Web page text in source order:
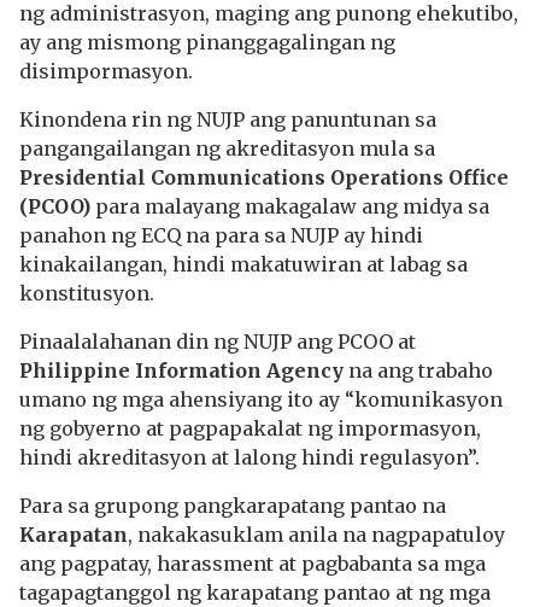
ng administrasyon, maging ang punong ehekutibo,
ay ang mismong pinanggagalingan ng
disimpormasyon.
Kinondena rin ng NUJP ang panuntunan sa
pangangailangan ng akreditasyon mula sa
Presidential Communications Operations Office
(PCOO) para malayang makagalaw ang midya sa
panahon ng ECQ na para sa NUJP ay hindi
kinakailangan, hindi makatuwiran at labag sa
konstitusyon.
Pinaalalahanan din ng NUJP ang PCOO at
Philippine Information Agency na ang trabaho
umano ng mga ahensiyang ito ay “komunikasyon
ng gobyerno at pagpapakalat ng impormasyon,
hindi akreditasyon at lalong hindi regulasyon”.
Para sa grupong pangkarapatang pantao na
Karapatan, nakakasuklam anila na nagpapatuloy
ang pagpatay, harassment at pagbabanta sa mga
tagapagtanggol ng karapatang pantao at ng mga